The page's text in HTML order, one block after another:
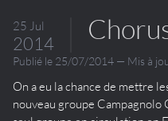
25 Jul
2014
Publié le 25/07/2014 — Mis à
On a eu la chance de mettre
nouveau groupe Campagnolo